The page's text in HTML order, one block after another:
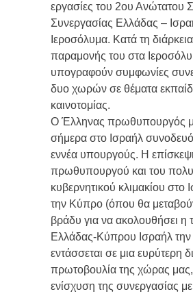
εργασίες του 2ου Ανώτατου
Συνεργασίας Ελλάδας –
Ιεροσόλυμα. Κατά τη
παραμονής του στα
υπογραφούν συμφωνίες
δυο χωρών σε θέματα
καινοτομίας.
Ο Έλληνας πρωθυπουργός
σήμερα στο Ισραήλ
εννέα υπουργούς. Η
πρωθυπουργού και του
κυβερνητικού κλιμακίου στο
την Κύπρο (όπου θα
βράδυ για να ακολουθήσει η
Ελλάδας-Κύπρου Ισραήλ
εντάσσεται σε μια ευρύτερη
πρωτοβουλία της χώρας μας,
ενίσχυση της συνεργασίας